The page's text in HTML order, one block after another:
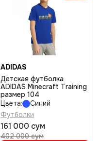
ADIDAS
Детская футболка
ADIDAS Minecraft Training
размер 104
Цвета:
Синий
Футболки
161 000 сум
402 000 сум